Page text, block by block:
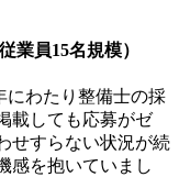
業員15名規模）
にわたり整備士の採
載しても応募がゼ
せすらない状況が続
感を抱いていまし